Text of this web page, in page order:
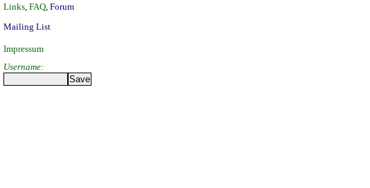
Links FAQ Forum
Mailing List
Impressum
Username: